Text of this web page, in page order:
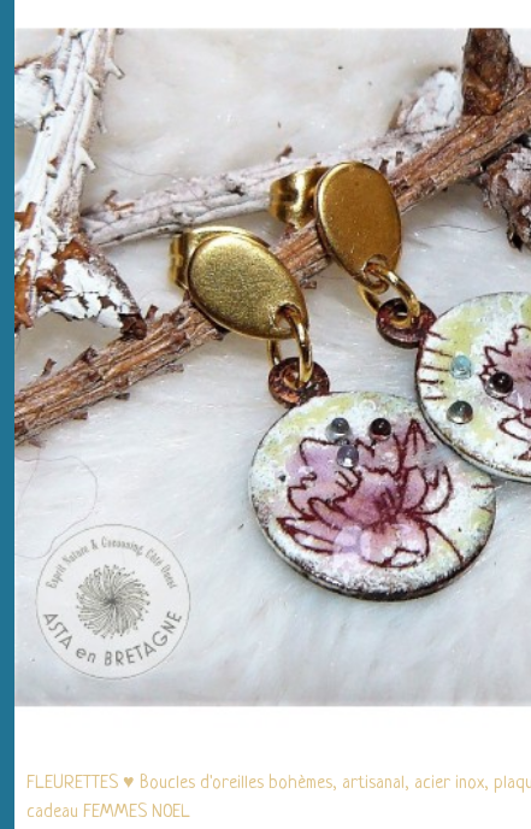
FLEURETTES ♥ Boucles d'oreilles bohèmes, artisanal, acier inox,
cadeau FEMMES NOEL